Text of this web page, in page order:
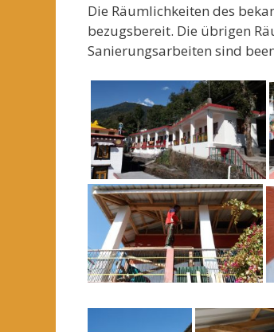
Die Räumlichkeiten des
bezugsbereit. Die übrigen
Sanierungsarbeiten sind